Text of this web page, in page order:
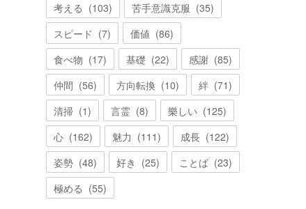
考える (103) 苦手意識克服 (35)
スピード (7) 価値 (86)
食べ物 (17) 基礎 (22) 感謝 (85)
仲間 (56) 方向転換 (10) 絆 (71)
清掃 (1) 言霊 (8) 樂しい (125)
心 (162) 魅力 (111) 成長 (122)
姿勢 (48) 好き (25) ことば (23)
極める (55)